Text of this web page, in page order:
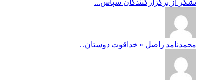
تشکر از برگزارکنندگان سپاس...
محمدنامداراصل » خداقوت دوستان...